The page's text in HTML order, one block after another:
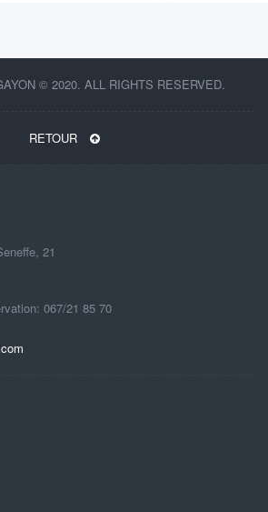
© 2020. ALL RIGHTS RESERVED.
RETOUR
21
067/21 85 70